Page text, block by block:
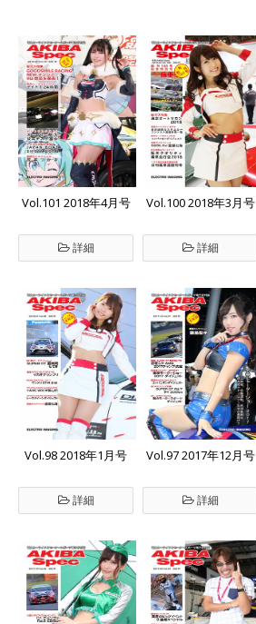
Vol.101 2018年4月号
詳細
Vol.100 2018年3月号
詳細
Vol.98 2018年1月号
詳細
Vol.97 2017年12月号
詳細